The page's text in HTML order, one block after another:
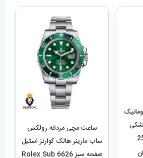
ساعت مچی مردانه رولکس
ساب مارینر هالک کوارتز استیل
mariner hulk
6,959,000تومان